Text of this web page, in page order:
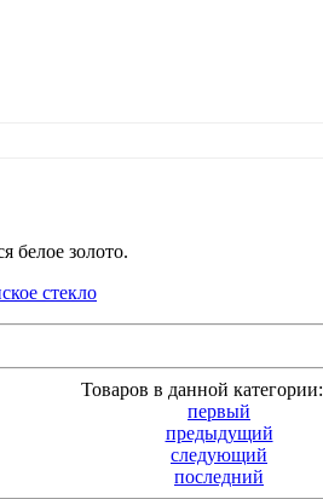
белое золото.
Товаров в данной категории:
первый
предыдущий
следующий
последний